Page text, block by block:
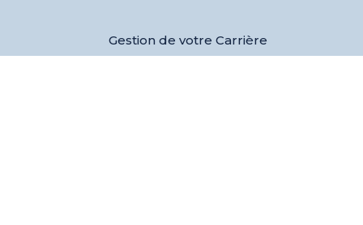
Gestion de votre Carrière
Coaching de votre équipe